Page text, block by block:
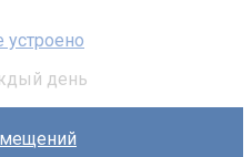
устроено
день